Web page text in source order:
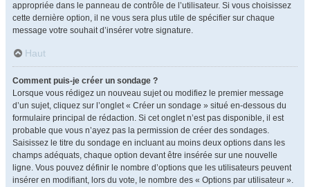
appropriée dans le panneau de contrôle de l’utilisateur. Si vous choisissez
cette dernière option, il ne vous sera plus utile de spécifier sur chaque
message votre souhait d’insérer votre signature.
Haut
Comment puis-je créer un sondage ?
Lorsque vous rédigez un nouveau sujet ou modifiez le premier message
d’un sujet, cliquez sur l’onglet « Créer un sondage » situé en-dessous du
formulaire principal de rédaction. Si cet onglet n’est pas disponible, il est
probable que vous n’ayez pas la permission de créer des sondages.
Saisissez le titre du sondage en incluant au moins deux options dans les
champs adéquats, chaque option devant être insérée sur une nouvelle
ligne. Vous pouvez définir le nombre d’options que les utilisateurs peuvent
insérer en modifiant, lors du vote, le nombre des « Options par utilisateur ».